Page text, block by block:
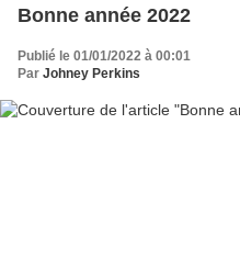
Bonne année 2022
Publié le 01/01/2022 à 00:01
Par Johney Perkins